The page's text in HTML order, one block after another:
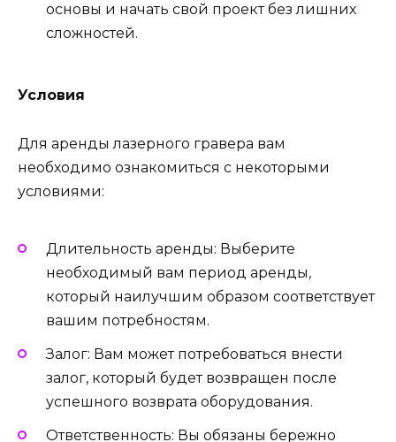
основы и начать свой проект без лишних
сложностей.
Условия
Для аренды лазерного гравера вам
необходимо ознакомиться с некоторыми
условиями:
Длительность аренды: Выберите
необходимый вам период аренды,
который наилучшим образом соответствует
вашим потребностям.
Залог: Вам может потребоваться внести
залог, который будет возвращен после
успешного возврата оборудования.
Ответственность: Вы обязаны бережно